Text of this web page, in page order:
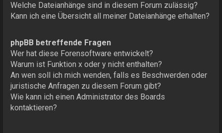
Welche Dateianhänge sind in diesem Forum zulässig?
Kann ich eine Übersicht all meiner Dateianhänge erhalten?
phpBB betreffende Fragen
Wer hat diese Forensoftware entwickelt?
Warum ist Funktion x oder y nicht enthalten?
An wen soll ich mich wenden, falls es Beschwerden oder
juristische Anfragen zu diesem Forum gibt?
Wie kann ich einen Administrator des Boards
kontaktieren?